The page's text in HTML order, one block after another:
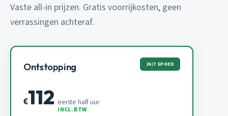
Vaste all-in prijzen. Gratis voorrijkosten, geen
verrassingen achteraf.
Ontstopping 24/7 SPOED
€112 eerste half uur
INCL. BTW